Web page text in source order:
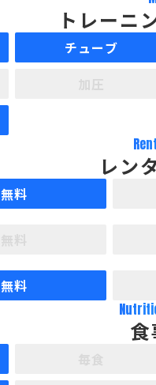
トレーニ
チューブ
レン
無料
無料
食